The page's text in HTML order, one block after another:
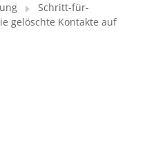
Schritt-für-
gelöschte Kontakte auf